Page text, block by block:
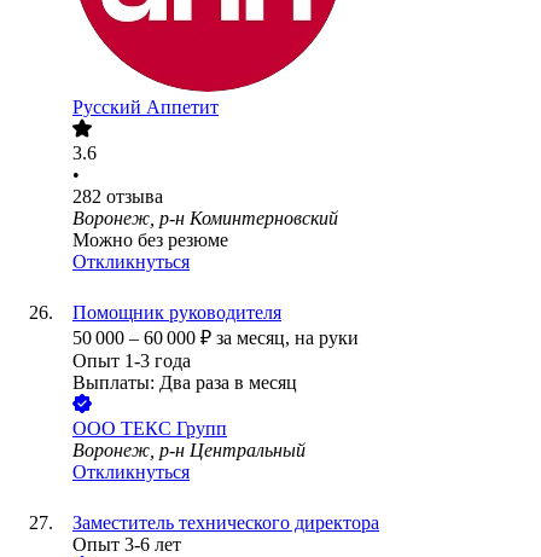
Русский Аппетит
3.6
•
282 отзыва
Воронеж, р-н Коминтерновский
Можно без резюме
Откликнуться
Помощник руководителя
50 000 – 60 000 ₽ за месяц, на руки
Опыт 1-3 года
Выплаты: Два раза в месяц
ООО ТЕКС Групп
Воронеж, р-н Центральный
Откликнуться
Заместитель технического директора
Опыт 3-6 лет